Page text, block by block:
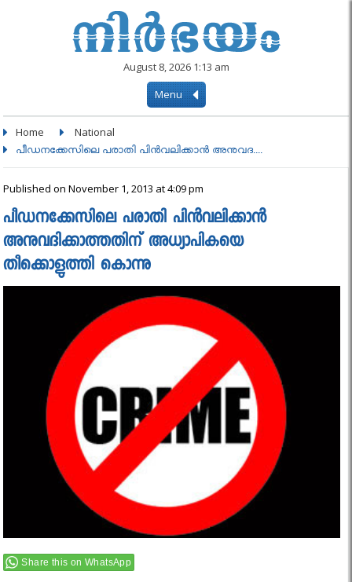
August 8, 2026 1:13 am
Menu
Home National
പീഡനക്കേസിലെ പരാതി പിന്‍വലിക്കാന്‍ അനുവദ....
Published on November 1, 2013 at 4:09 pm
പീഡനക്കേസിലെ പരാതി പിന്‍വലിക്കാന്‍
അനുവദിക്കാത്തതിന് അധ്യാപികയെ
തീക്കൊളുത്തി കൊന്നു
Share this on WhatsApp